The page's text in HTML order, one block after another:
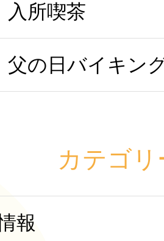
所喫茶
の日バイキン
カテゴリ
報